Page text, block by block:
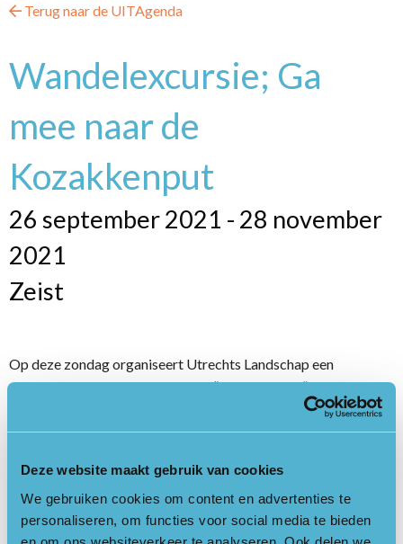
Deze website maakt gebruik van cookies
We gebruiken cookies om content en advertenties te
personaliseren, om functies voor social media te bieden
Terug naar de UITAgenda
Wandelexcursie; Ga
mee naar de
Kozakkenput
26 september 2021 - 28 november
2021
Zeist
Op deze zondag organiseert Utrechts Landschap een
wandeling over het natuurgebied “Kozakkenput” in Zeist. In
het destijds droge heidegebied werden in 1804, vanwege de
aanwezigheid van ruim 20.000 manschappen van het
gegraven. De naam Kozakkenput ontstond 9 jaar later toen een
bataljon Kozakken daar verbleef. Vroeger bestond de
Kozakkenput uit heide, tegenwoordig uit een jong gemengd